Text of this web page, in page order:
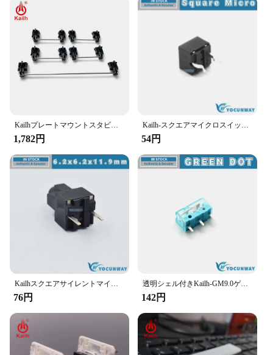
1,782円 54円
76円
透明シェル付きKailh-GM9.0ゲーミングマウス,マイクロスイッチ,90万の耐久性,3ピン,新しいスタイル,オリジナル
142円